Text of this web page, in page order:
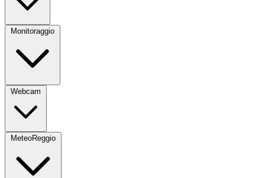
Monitoraggio
Webcam
MeteoReggio